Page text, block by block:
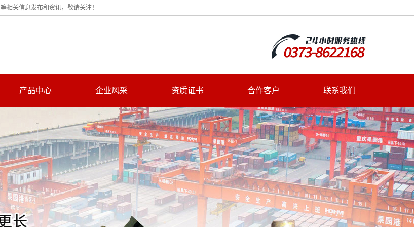
等相关信息发布和资讯，敬请关注！
产品中心 企业风采 资质证书 合作客户 联系我们